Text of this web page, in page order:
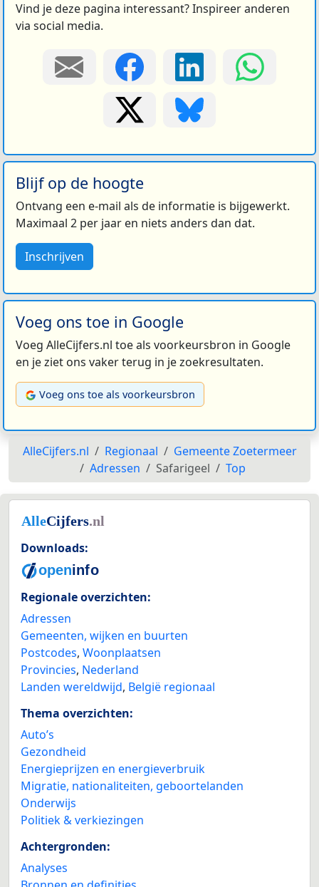
Vind je deze pagina interessant? Inspireer anderen
via social media.
Blijf op de hoogte
Ontvang een e-mail als de informatie is bijgewerkt.
Maximaal 2 per jaar en niets anders dan dat.
Inschrijven
Voeg ons toe in Google
Voeg AlleCijfers.nl toe als voorkeursbron in Google
en je ziet ons vaker terug in je zoekresultaten.
Voeg ons toe als voorkeursbron
AlleCijfers.nl Regionaal
Gemeente Zoetermeer
Adressen
Safarigeel Top
Downloads:
Regionale overzichten:
Adressen
Gemeenten, wijken en buurten
Postcodes, Woonplaatsen
Provincies, Nederland
Landen wereldwijd, België regionaal
Thema overzichten:
Auto’s
Gezondheid
Energieprijzen en energieverbruik
Migratie, nationaliteiten, geboortelanden
Onderwijs
Politiek & verkiezingen
Achtergronden:
Analyses